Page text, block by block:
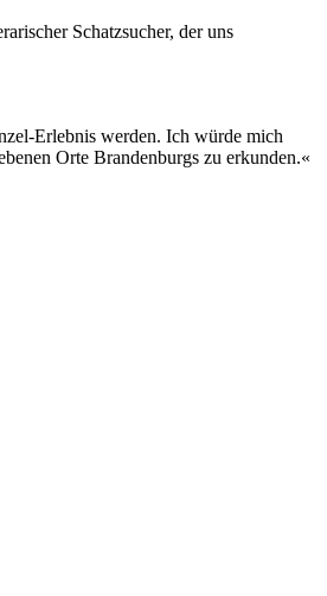
Schatzsucher, der uns
Erlebnis werden. Ich würde mich
Orte Brandenburgs zu erkunden.«